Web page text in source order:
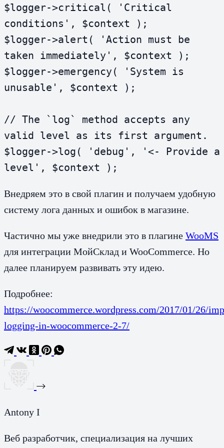
$logger->critical( 'Critical
conditions', $context );
$logger->alert( 'Action must be
taken immediately', $context );
$logger->emergency( 'System is
unusable', $context );
// The `log` method accepts any
valid level as its first argument.
$logger->log( 'debug', '<- Provide a
level', $context );
Внедряем это в свой плагин и получаем удобную
систему лога данных и ошибок в магазине.
Частично мы уже внедрили это в плагине WooMS
для интеграции МойСклад и WooCommerce. Но
далее планируем развивать эту идею.
Подробнее:
https://woocommerce.wordpress.com/2017/01/26/
logging-in-woocommerce-2-7/
Antony I
Веб разработчик, специализация на лучших